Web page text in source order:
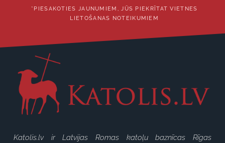
*PIESAKOTIES JAUNUMIEM, JŪS PIEKRĪTAT VIETNES
LIETOŠANAS NOTEIKUMIEM
Katolis.lv ir Latvijas Romas katoļu baznīcas Rīgas